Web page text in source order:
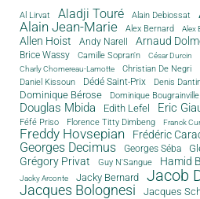
Al Lirvat Aladji Touré Alain Debiossat
Alain Jean-Marie Alex Bernard Alex
Allen Hoist Andy Narell Arnaud
Brice Wassy Camille Sopran'n César Durcin
Charly Chomereau-Lamotte Christian De Negri
Daniel Kissoun Dédé Saint-Prix Denis
Dominique Bérose Dominique Bougrainville
Douglas Mbida Edith Lefel Eric
Féfé Priso Florence Titty Dimbeng Franck
Freddy Hovsepian Frédéric
Georges Decimus Georges Séba
Grégory Privat Guy N'Sangue Hamid
Jacky Arconte
Jacky Bernard Jacob
Jacques Bolognesi Jacques